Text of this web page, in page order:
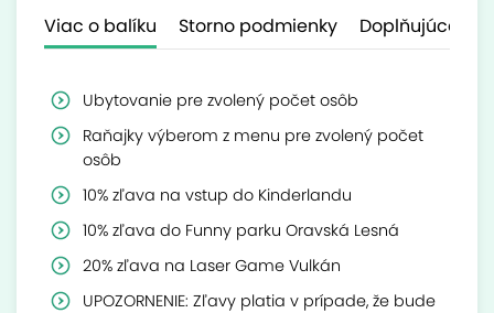
Viac o balíku Storno podmienky Doplňujúce
Ubytovanie pre zvolený počet osôb
Raňajky výberom z menu pre zvolený počet
osôb
10% zľava na vstup do Kinderlandu
10% zľava do Funny parku Oravská Lesná
20% zľava na Laser Game Vulkán
UPOZORNENIE: Zľavy platia v prípade, že bude